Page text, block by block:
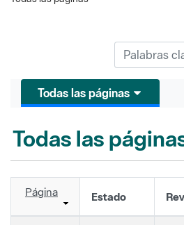
Todas las páginas
Todas las
Página Estado